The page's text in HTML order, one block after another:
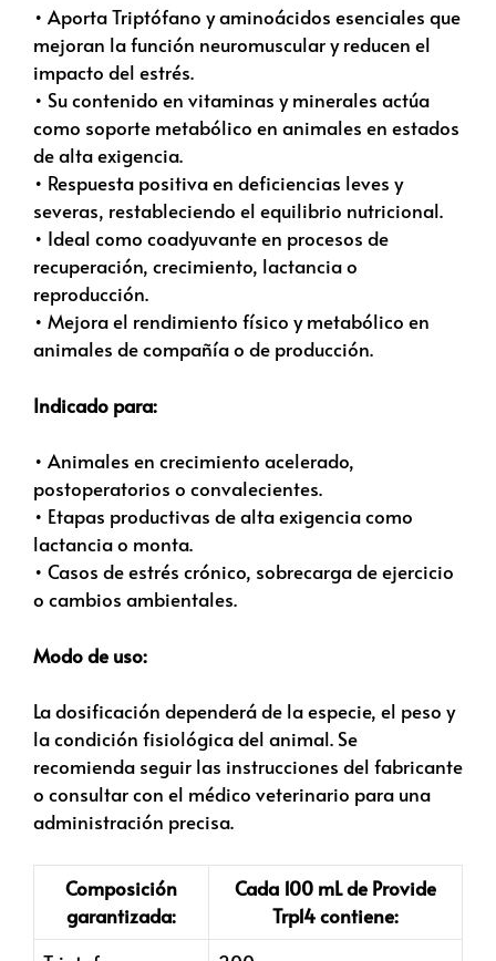
• Aporta Triptófano y aminoácidos esenciales que
mejoran la función neuromuscular y reducen el
impacto del estrés.
• Su contenido en vitaminas y minerales actúa
como soporte metabólico en animales en estados
de alta exigencia.
• Respuesta positiva en deficiencias leves y
severas, restableciendo el equilibrio nutricional.
• Ideal como coadyuvante en procesos de
recuperación, crecimiento, lactancia o
reproducción.
• Mejora el rendimiento físico y metabólico en
animales de compañía o de producción.
Indicado para:
• Animales en crecimiento acelerado,
postoperatorios o convalecientes.
• Etapas productivas de alta exigencia como
lactancia o monta.
• Casos de estrés crónico, sobrecarga de ejercicio
o cambios ambientales.
Modo de uso:
La dosificación dependerá de la especie, el peso y
la condición fisiológica del animal. Se
recomienda seguir las instrucciones del fabricante
o consultar con el médico veterinario para una
administración precisa.
Composición
garantizada:
Cada 100 mL de Provide
Trp14 contiene: